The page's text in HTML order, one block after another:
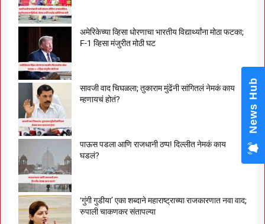
अमेरिकेच्या व्हिसा धोरणाचा भारतीय विद्यार्थ्यांना मोठा फटका;
F-1 व्हिसा मंजुरीत मोठी घट
सावजी वाद चिघळला; तुकाराम मुंढेंनी सांगितलं नेमकं काय
म्हणायचं होतं?
पाऊस पडला आणि राजधानी ठप्प! दिल्लीत नेमकं काय
घडलं?
‘गुंगी गुडीया’ एका शब्दाने महाराष्ट्राच्या राजकारणात नवा वाद;
रुपाली चाकणकर संतापल्या
News Hub